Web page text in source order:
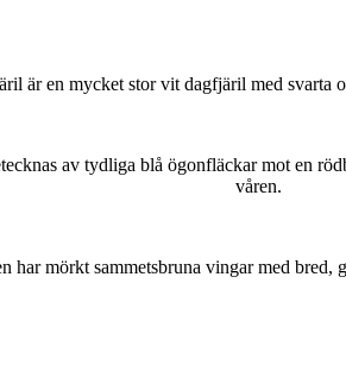
är en mycket stor vit dagfjäril med svarta
av tydliga blå ögonfläckar mot en
våren.
har mörkt sammetsbruna vingar med